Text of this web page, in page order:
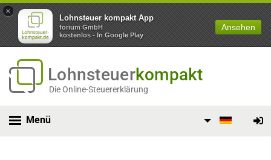
×
Lohnsteuer kompakt App
forium GmbH
kostenlos - In Google Play
Ansehen
Lohnsteuerkompakt
Die Online-Steuererklärung
Menü